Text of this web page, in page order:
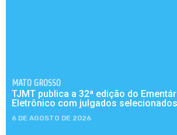
MATO GROSSO
TJMT publica a 32ª edição do
Eletrônico com julgados selecionados
6 DE AGOSTO DE 2026